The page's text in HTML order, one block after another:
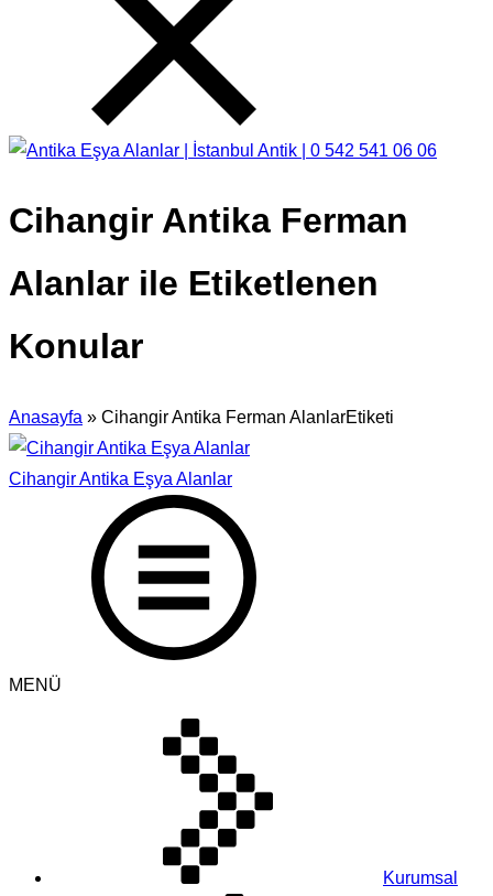
Cihangir Antika Ferman
Alanlar ile Etiketlenen
Konular
Anasayfa » Cihangir Antika Ferman AlanlarEtiketi
Cihangir Antika Eşya Alanlar
MENÜ
Kurumsal